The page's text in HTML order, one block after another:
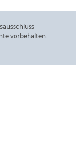
vorbehalten.